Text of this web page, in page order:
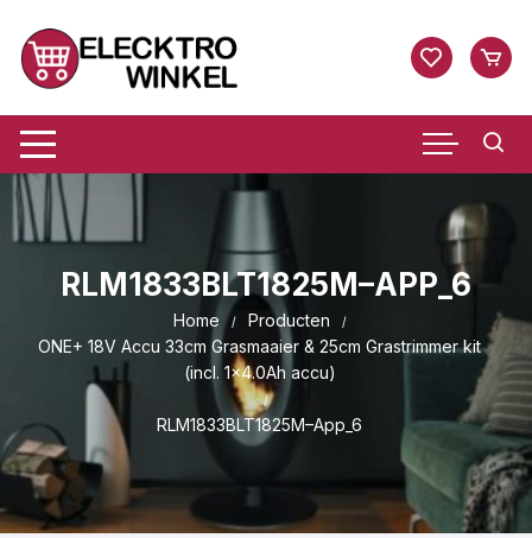
naar
inhoud
RLM1833BLT1825M–APP_6
Home
Producten
ONE+ 18V Accu 33cm Grasmaaier & 25cm Grastrimmer kit
(incl. 1×4.0Ah accu)
RLM1833BLT1825M–App_6